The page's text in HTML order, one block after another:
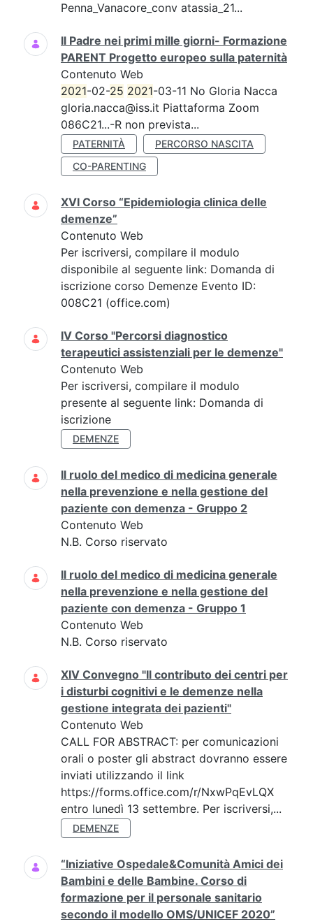
Penna_Vanacore_conv atassia_21...
Il Padre nei primi mille giorni- Formazione
PARENT Progetto europeo sulla paternità
Contenuto Web
2021-02-25 2021-03-11 No Gloria Nacca
gloria.nacca@iss.it Piattaforma Zoom
086C21...-R non prevista...
PATERNITÀ
PERCORSO NASCITA
CO-PARENTING
XVI Corso “Epidemiologia clinica delle
demenze”
Contenuto Web
Per iscriversi, compilare il modulo
disponibile al seguente link: Domanda di
iscrizione corso Demenze Evento ID:
008C21 (office.com)
IV Corso "Percorsi diagnostico
terapeutici assistenziali per le demenze"
Contenuto Web
Per iscriversi, compilare il modulo
presente al seguente link: Domanda di
iscrizione
DEMENZE
Il ruolo del medico di medicina generale
nella prevenzione e nella gestione del
paziente con demenza - Gruppo 2
Contenuto Web
N.B. Corso riservato
Il ruolo del medico di medicina generale
nella prevenzione e nella gestione del
paziente con demenza - Gruppo 1
Contenuto Web
N.B. Corso riservato
XIV Convegno "Il contributo dei centri per
i disturbi cognitivi e le demenze nella
gestione integrata dei pazienti"
Contenuto Web
CALL FOR ABSTRACT: per comunicazioni
orali o poster gli abstract dovranno essere
inviati utilizzando il link
https://forms.office.com/r/NxwPqEvLQX
entro lunedì 13 settembre. Per iscriversi,...
DEMENZE
“Iniziative Ospedale&Comunità Amici dei
Bambini e delle Bambine. Corso di
formazione per il personale sanitario
secondo il modello OMS/UNICEF 2020”